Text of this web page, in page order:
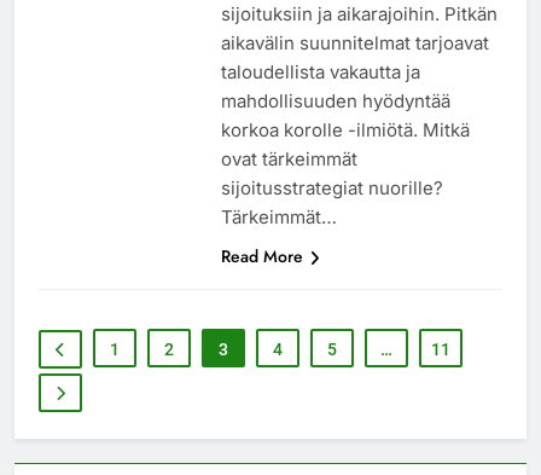
sijoituksiin ja aikarajoihin. Pitkän
aikavälin suunnitelmat tarjoavat
taloudellista vakautta ja
mahdollisuuden hyödyntää
korkoa korolle -ilmiötä. Mitkä
ovat tärkeimmät
sijoitusstrategiat nuorille?
Tärkeimmät…
Read More
1 2 3 4 5 … 11